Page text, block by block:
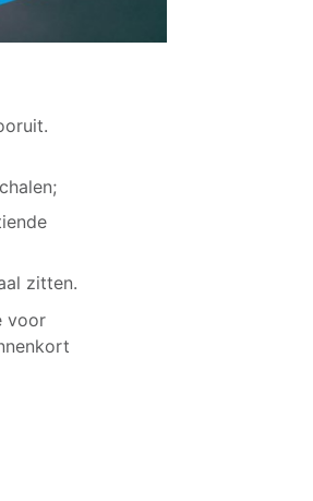
zitten.
voor